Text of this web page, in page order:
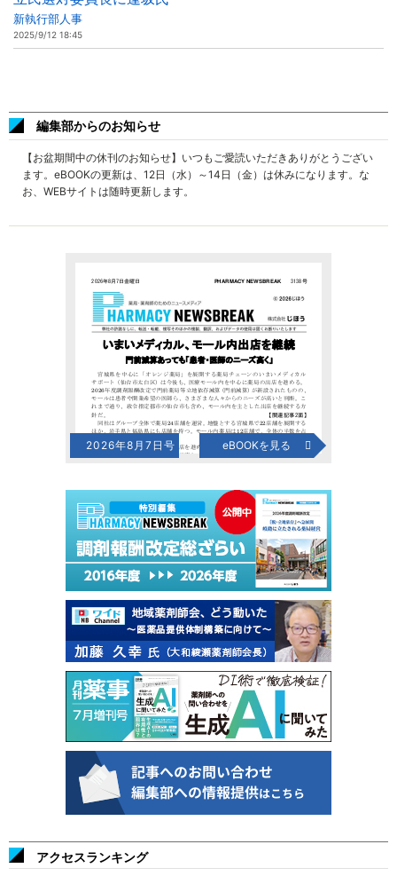
新執行部人事
2025/9/12 18:45
編集部からのお知らせ
【お盆期間中の休刊のお知らせ】いつもご愛読いただきありがとうござい
ます。eBOOKの更新は、12日（水）～14日（金）は休みになります。な
お、WEBサイトは随時更新します。
2026年8月7日号 eBOOKを見る
アクセスランキング